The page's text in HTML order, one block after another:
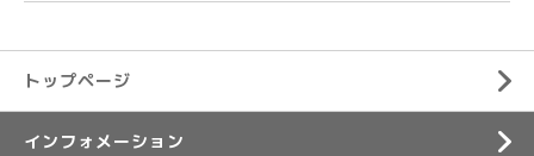
トップページ
インフォメーション